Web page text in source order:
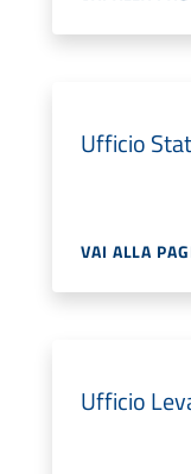
Ufficio
VAI ALLA
Ufficio